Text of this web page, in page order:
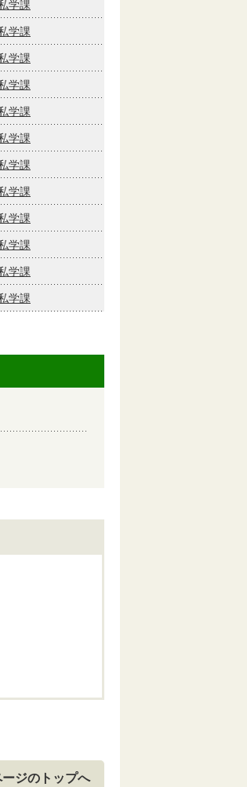
学課
学課
学課
学課
学課
学課
学課
学課
学課
学課
学課
学課
ージのトップへ